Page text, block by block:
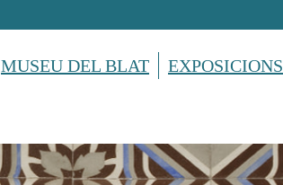
MUSEU DEL BLAT EXPOSICIONS